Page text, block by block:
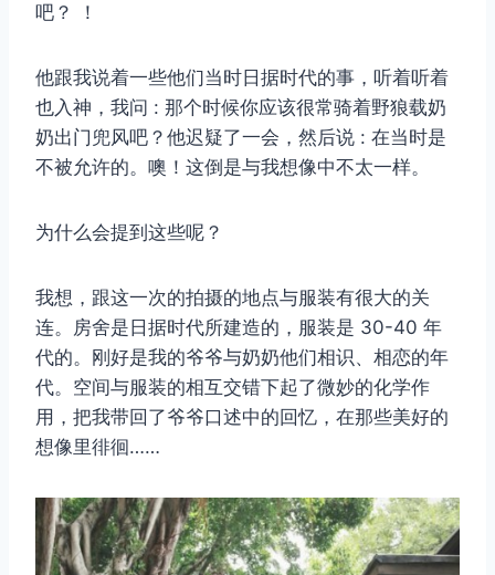
吧？ ！
他跟我说着一些他们当时日据时代的事，听着听着
也入神，我问 : 那个时候你应该很常骑着野狼载奶
奶出门兜风吧？他迟疑了一会，然后说 : 在当时是
不被允许的。噢！这倒是与我想像中不太一样。
为什么会提到这些呢？
我想，跟这一次的拍摄的地点与服装有很大的关
连。房舍是日据时代所建造的，服装是 30-40 年
代的。刚好是我的爷爷与奶奶他们相识、相恋的年
代。空间与服装的相互交错下起了微妙的化学作
用，把我带回了爷爷口述中的回忆，在那些美好的
想像里徘徊……